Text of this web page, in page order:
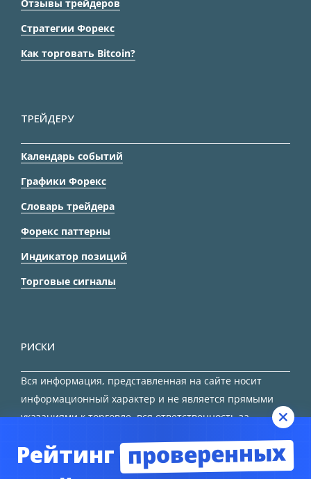
Отзывы трейдеров
Стратегии Форекс
Как торговать Bitcoin?
ТРЕЙДЕРУ
Календарь событий
Графики Форекс
Словарь трейдера
Форекс паттерны
Индикатор позиций
Торговые сигналы
РИСКИ
Вся информация, представленная на сайте носит
информационный характер и не является прямыми
указаниями к торговле, вся ответственность за
Рейтинг проверенных